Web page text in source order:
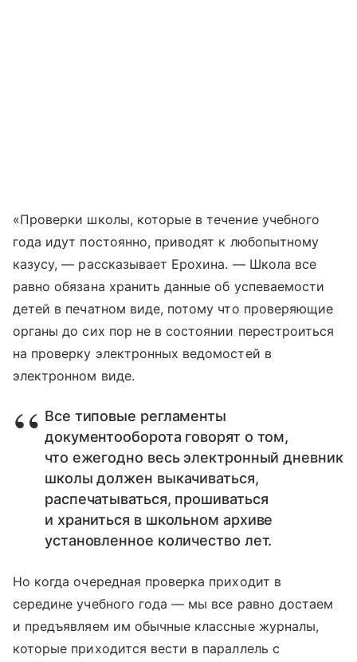
«Проверки школы, которые в течение учебного
года идут постоянно, приводят к любопытному
казусу, — рассказывает Ерохина. — Школа все
равно обязана хранить данные об успеваемости
детей в печатном виде, потому что проверяющие
органы до сих пор не в состоянии перестроиться
на проверку электронных ведомостей в
электронном виде.
Все типовые регламенты
документооборота говорят о том,
что ежегодно весь электронный дневник
школы должен выкачиваться,
распечатываться, прошиваться
и храниться в школьном архиве
установленное количество лет.
Но когда очередная проверка приходит в
середине учебного года — мы все равно достаем
и предъявляем им обычные классные журналы,
которые приходится вести в параллель с